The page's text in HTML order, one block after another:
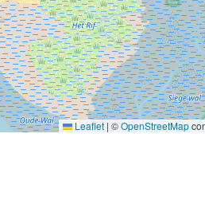
Leaflet | ©OpenStreetMap